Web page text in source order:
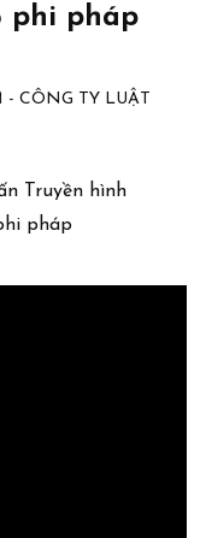
phi pháp
- CÔNG TY LUẬT
Truyền hình
pháp